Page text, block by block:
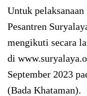
Untuk
Pesantren
mengikuti secara
di
September 2023
(Bada Khataman).